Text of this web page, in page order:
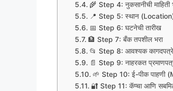
🌾 Step 4: नुकसानीची माहिती
📍 Step 5: स्थान (Location)
📅 Step 6: घटनेची तारीख
🏦 Step 7: बँक तपशील भरा
📂 Step 8: आवश्यक
📄 Step 9: नाहरकत
🌱 Step 10: ई-पीक पाहणी
🔐 Step 11: कॅप्चा आणि